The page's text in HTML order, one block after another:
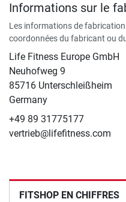
Informations sur le
Les informations de
coordonnées du fabricant ou
Life Fitness Europe GmbH
Neuhofweg 9
85716 Unterschleißheim
Germany
+49 89 31775177
vertrieb@lifefitness.com
FITSHOP EN CHIFFRES